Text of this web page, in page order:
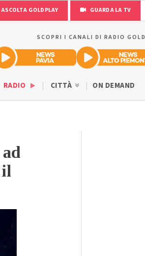
ASCOLTA GOLDPLAY GUARDA LA TV
SCOPRI I CANALI DI RADIO GOLD
RADIO CITTÀ ON DEMAND
il